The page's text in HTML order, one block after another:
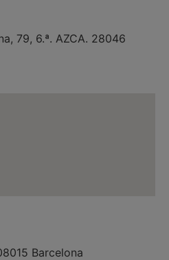
79, 6.ª. AZCA. 28046
Barcelona